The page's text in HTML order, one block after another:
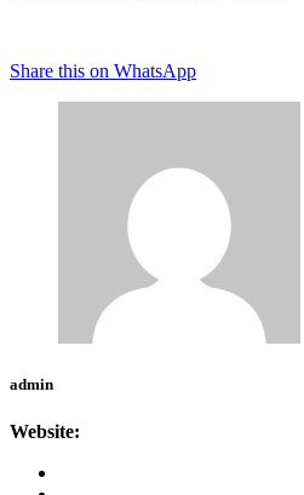
Share this on WhatsApp
admin
Website: